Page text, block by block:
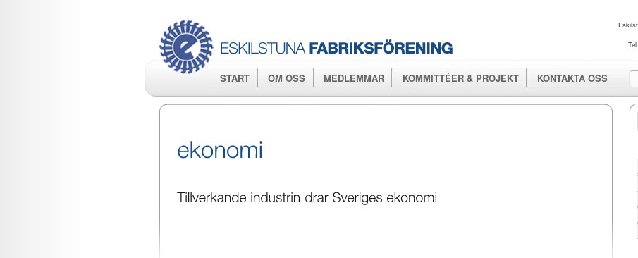
START OM OSS MEDLEMMAR KOMMITTÉER & PROJEKT KONTAKTA OSS